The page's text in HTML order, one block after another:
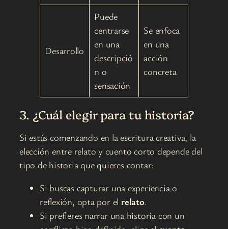
Desarrollo
Puede
centrarse
en una
descripció
n o
sensación
Se enfoca
en una
acción
concreta
3. ¿Cuál elegir para tu historia?
Si estás comenzando en la escritura creativa, la
elección entre relato y cuento corto depende del
tipo de historia que quieres contar:
Si buscas capturar una experiencia o
reflexión, opta por el relato.
Si prefieres narrar una historia con un